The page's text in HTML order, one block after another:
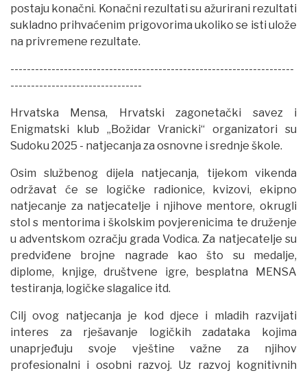
postaju konačni. Konačni rezultati su ažurirani rezultati
sukladno prihvaćenim prigovorima ukoliko se isti ulože
na privremene rezultate.
---------------------------------------------------------------------
--------------------------------
Hrvatska Mensa, Hrvatski zagonetački savez i
Enigmatski klub „Božidar Vranicki“ organizatori su
Sudoku 2025 - natjecanja za osnovne i srednje škole.
Osim službenog dijela natjecanja, tijekom vikenda
održavat će se logičke radionice, kvizovi, ekipno
natjecanje za natjecatelje i njihove mentore, okrugli
stol s mentorima i školskim povjerenicima te druženje
u adventskom ozračju grada Vodica. Za natjecatelje su
predviđene brojne nagrade kao što su medalje,
diplome, knjige, društvene igre, besplatna MENSA
testiranja, logičke slagalice itd.
Cilj ovog natjecanja je kod djece i mladih razvijati
interes za rješavanje logičkih zadataka kojima
unaprjeđuju svoje vještine važne za njihov
profesionalni i osobni razvoj. Uz razvoj kognitivnih